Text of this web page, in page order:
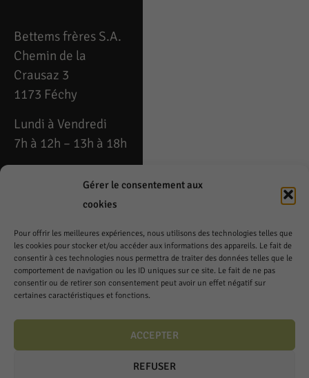
Gérer le consentement aux
cookies
Pour offrir les meilleures expériences, nous utilisons des technologies telles que
les cookies pour stocker et/ou accéder aux informations des appareils. Le fait de
consentir à ces technologies nous permettra de traiter des données telles que le
comportement de navigation ou les ID uniques sur ce site. Le fait de ne pas
consentir ou de retirer son consentement peut avoir un effet négatif sur
certaines caractéristiques et fonctions.
ACCEPTER
REFUSER
Bettems frères S.A.
Chemin de la
Crausaz 3
1173 Féchy
Lundi à Vendredi
7h à 12h – 13h à 18h
Téléphone: 021 808
fechy@cavedelacrausaz.ch
Samedi
8h à 12h – 14h à 17h